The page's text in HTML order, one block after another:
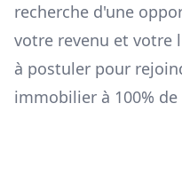
recherche d'une
votre revenu et votre
à postuler pour
immobilier à 100%